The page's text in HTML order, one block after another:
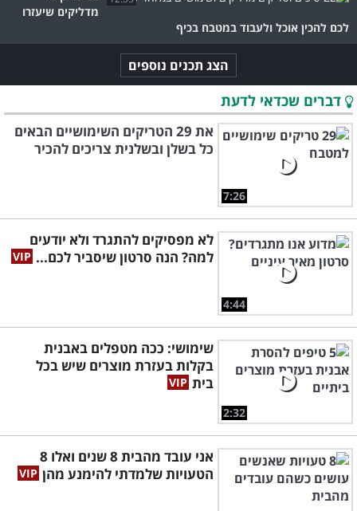
מדליקים שיעזרו
לכם להכין אוכל ולעבוד במטבח בכיף
הצג תכנים נוספים
דברים שכדאי לדעת
7:26
את 29 הטריקים השימושיים הבאים
כל בשלן ובשלנית צריכים להכיר
4:44
לא מפסיקים להתגרד ולא יודעים
למה? הנה סרטון שיסביר לכם...
2:32
שימושי: ככה מטפלים באבנית
בקלות בעזרת מוצרים שיש בכל
בית
אני עובד מהבית 8 שנים ואלו 8
הטעויות שלמדתי להימנע מהן